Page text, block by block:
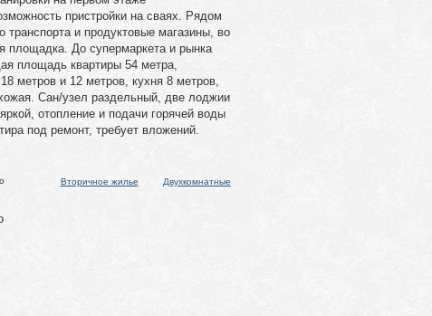
пристройки на сваях. Рядом
транспорта и продуктовые магазины, во
площадка. До супермаркета и рынка
площадь квартиры 54 метра,
метров и 12 метров, кухня 8 метров,
Сан/узел раздельный, две лоджии
отопление и подачи горячей воды
под ремонт, требует вложений.
Вторичное жилье Двухкомнатные